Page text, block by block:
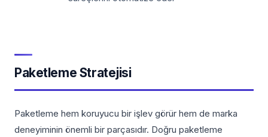
Paketleme Stratejisi
Paketleme hem koruyucu bir işlev görür hem de marka
deneyiminin önemli bir parçasıdır. Doğru paketleme